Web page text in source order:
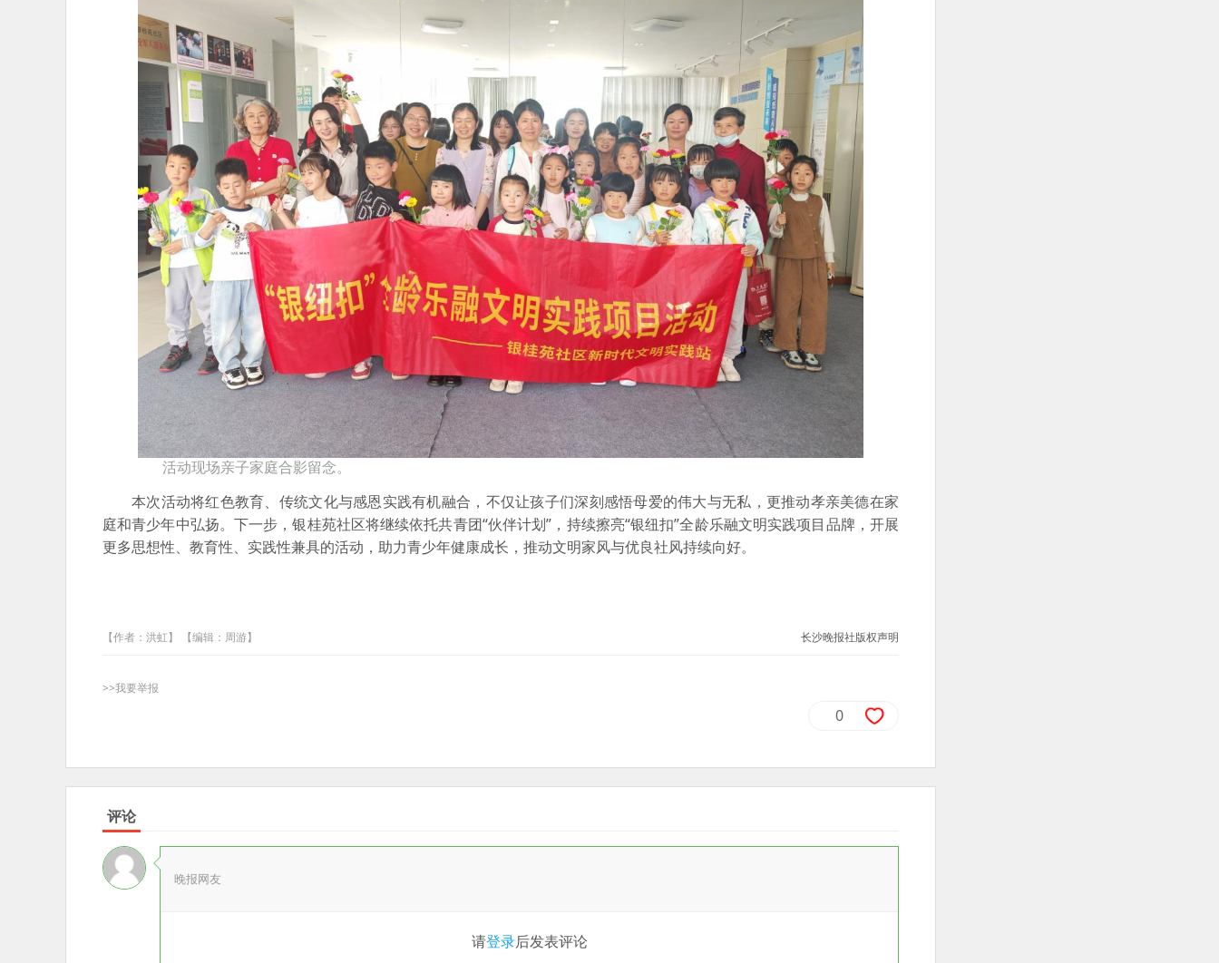
活动现场亲子家庭合影留念。
本次活动将红色教育、传统文化与感恩实践有机融合，不仅让孩子们深刻感悟母爱的伟大与无私，更推动孝亲美德在家
庭和青少年中弘扬。下一步，银桂苑社区将继续依托共青团“伙伴计划”，持续擦亮“银纽扣”全龄乐融文明实践项目品牌，开展
更多思想性、教育性、实践性兼具的活动，助力青少年健康成长，推动文明家风与优良社风持续向好。
【作者：洪虹】 【编辑：周游】 长沙晚报社版权声明
>>我要举报
0
评论
晚报网友
请登录后发表评论